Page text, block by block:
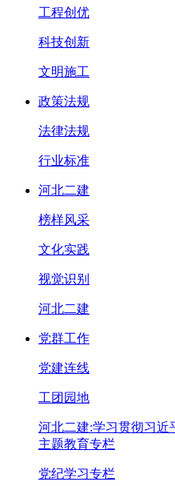
工程创优
科技创新
文明施工
政策法规
法律法规
行业标准
河北二建
榜样风采
文化实践
视觉识别
河北二建
党群工作
党建连线
工团园地
河北二建:学习贯彻习近
主题教育专栏
党纪学习专栏